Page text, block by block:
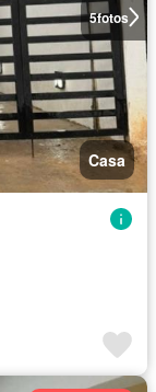
5fotos
Casa